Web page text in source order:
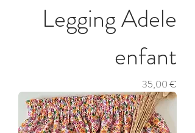
Legging Adele
enfant
Prix
35,00 €